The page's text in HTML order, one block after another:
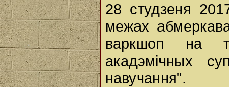
28 студзеня
межах
варкшоп на
акадэмічных
навучання".